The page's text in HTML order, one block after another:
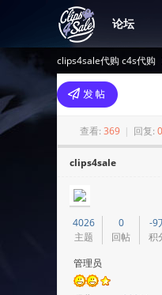
论坛
clips4sale代购 c4s代购
>
查看: 369 | 回复: 0
clips4sale
4026
主题
0
回帖
-9
积
管理员